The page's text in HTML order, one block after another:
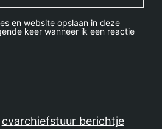
en website opslaan in deze
keer wanneer ik een reactie
cvarchiefstuur berichtje